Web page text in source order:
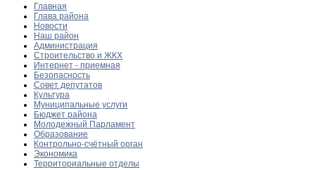
Главная
Глава района
Новости
Наш район
Администрация
Строительство и ЖКХ
Интернет - приемная
Безопасность
Совет депутатов
Культура
Муниципальные услуги
Бюджет района
Молодежный Парламент
Образование
Контрольно-счётный орган
Экономика
Территориальные отделы